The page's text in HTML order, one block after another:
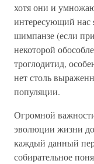
хотя они и
интересующий нас
шимпанзе (если
некоторой
троглодитид,
нет столь
популяции.
Огромной
эволюции жизни
каждый данный
собирательное